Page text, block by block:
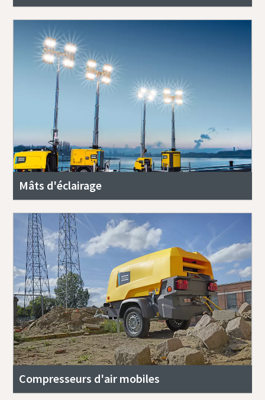
Mâts d'éclairage
Compresseurs d'air mobiles